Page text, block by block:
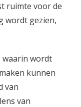
ruimte voor de
wordt gezien,
waarin wordt
kunnen
van
van